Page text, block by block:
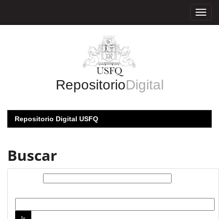
RepositorioDigital
Repositorio Digital USFQ
Buscar